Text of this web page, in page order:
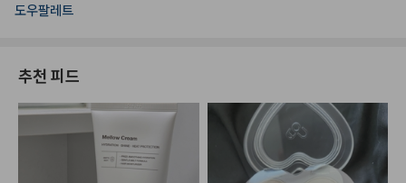
도우팔레트
추천 피드